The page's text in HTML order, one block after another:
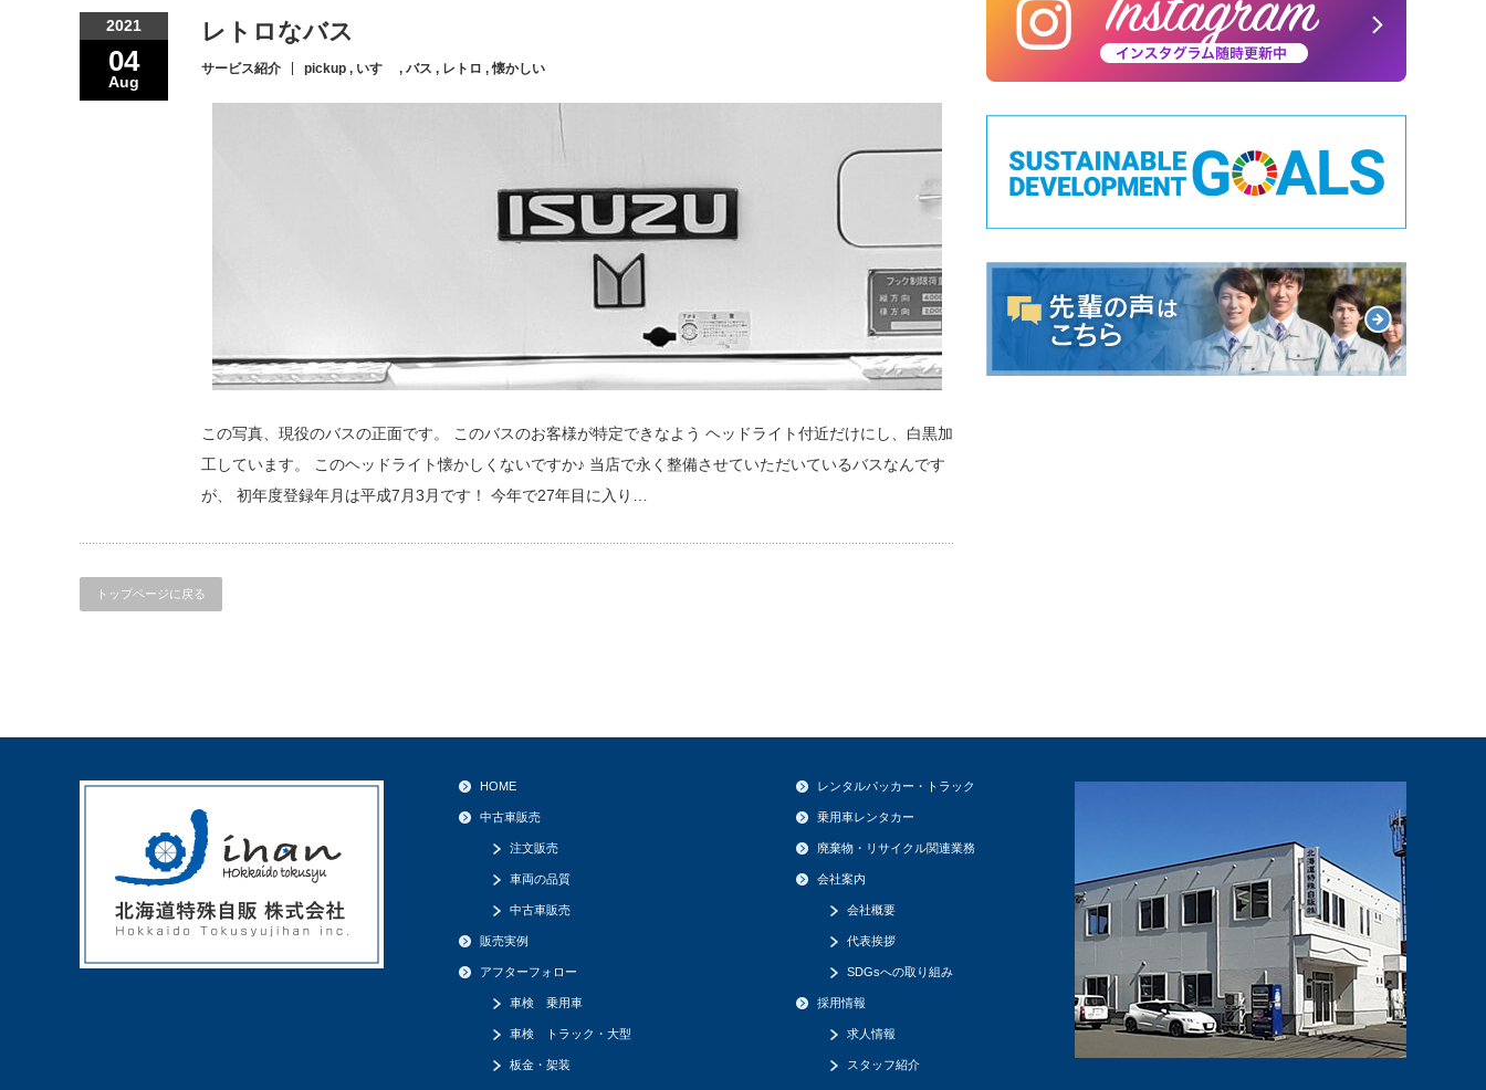
2021
04
Aug
レトロなバス
サービス紹介 pickup , いすゞ , バス , レトロ ,懐かしい
この写真、現役のバスの正面です。 このバスのお客様が特定できなよう ヘッドライト付近だけにし、白黒加
工しています。 このヘッドライト懐かしくないですか♪ 当店で永く整備させていただいているバスなんです
が、 初年度登録年月は平成7月3月です！ 今年で27年目に入り…
トップページに戻る
HOME
中古車販売
注文販売
車両の品質
中古車販売
販売実例
アフターフォロー
車検 乗用車
車検 トラック・大型
板金・架装
レンタルパッカー・トラック
乗用車レンタカー
廃棄物・リサイクル関連業務
会社案内
会社概要
代表挨拶
SDGsへの取り組み
採用情報
求人情報
スタッフ紹介